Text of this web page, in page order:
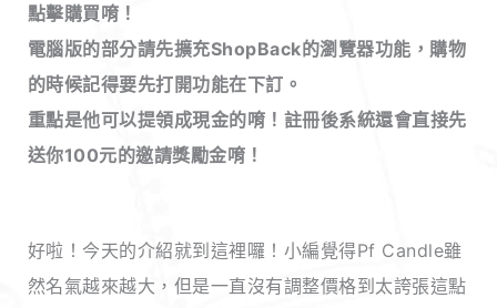
點擊購買唷！
電腦版的部分請先擴充ShopBack的瀏覽器功能，購物
的時候記得要先打開功能在下訂。
重點是他可以提領成現金的唷！註冊後系統還會直接先
送你100元的邀請獎勵金唷！
好啦！今天的介紹就到這裡囉！小編覺得Pf Candle雖
然名氣越來越大，但是一直沒有調整價格到太誇張這點